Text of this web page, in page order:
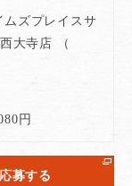
ムズプレイスサ
大寺店 （
円
応募する